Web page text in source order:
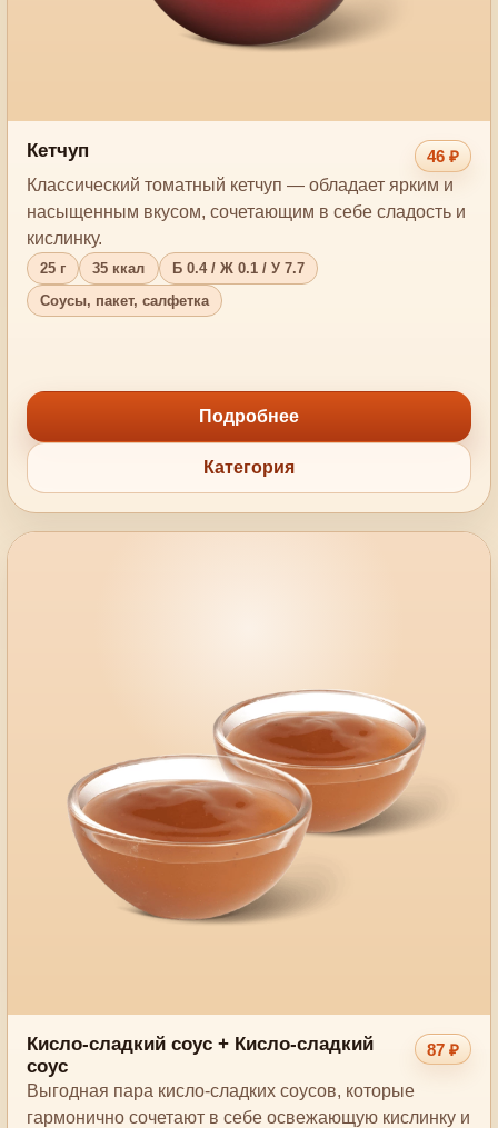
Кетчуп
46 ₽
Классический томатный кетчуп — обладает ярким и
насыщенным вкусом, сочетающим в себе сладость и
кислинку.
25 г 35 ккал
Б 0.4 / Ж 0.1 / У 7.7
Соусы, пакет, салфетка
Подробнее
Категория
Кисло-сладкий соус + Кисло-сладкий
соус
87 ₽
Выгодная пара кисло-сладких соусов, которые
гармонично сочетают в себе освежающую кислинку и